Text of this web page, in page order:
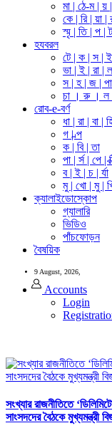
মা | ঠে-ম | য়
কে | রি | য়া |
স্মৃ | তি | প | ট
হযবরল
টে | ক | স | ই
ভা | ই | রা | ল
স | হ | জ |
চা । রু । ল
রোব-e-বর্ণ
ধা | রা | বা |
গ | ল্প
ক | বি | তা
পা | র্স | পে |
ব | ই | চ | র্যা
মু | খো | মু |
ক্যালাইডোস্কোপ
গ্যালারি
ভিডিও
পাঁচফোড়ন
বৈষয়িক
9 August, 2026,
Accounts
Login
সংখ্যার রাজনীতিতে
সাংসদদের বৈঠকে মুখ্যমন্ত্রী